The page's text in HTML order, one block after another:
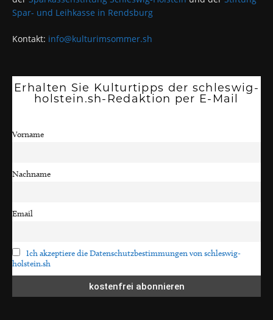
Spar- und Leihkasse in Rendsburg
Kontakt: info@kulturimsommer.sh
Erhalten Sie Kulturtipps der schleswig-
holstein.sh-Redaktion per E-Mail
Vorname
Nachname
Email
Ich akzeptiere die Datenschutzbestimmungen von schleswig-
holstein.sh